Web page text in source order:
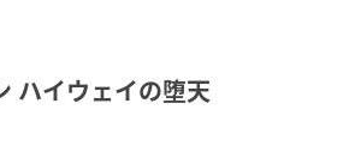
ハイウェイの堕天